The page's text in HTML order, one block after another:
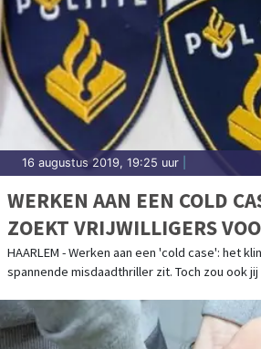
16 augustus 2019, 19:25 uur
WERKEN AAN EEN COLD
ZOEKT VRIJWILLIGERS
HAARLEM
HAARLEM - Werken aan een 'cold case': het
spannende misdaadthriller zit. Toch zou ook